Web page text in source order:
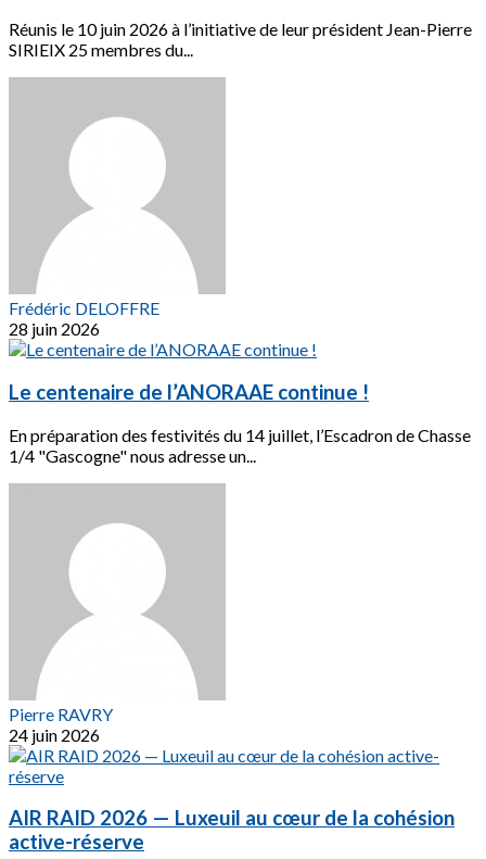
Réunis le 10 juin 2026 à l’initiative de leur président Jean-Pierre
SIRIEIX 25 membres du...
Frédéric DELOFFRE
28 juin 2026
Le centenaire de l’ANORAAE continue !
En préparation des festivités du 14 juillet, l’Escadron de Chasse
1/4 "Gascogne" nous adresse un...
Pierre RAVRY
24 juin 2026
AIR RAID 2026 — Luxeuil au cœur de la cohésion
active-réserve